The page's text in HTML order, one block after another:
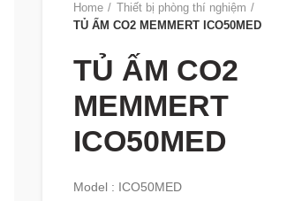
Home
Thiết bị phòng thí nghiệm
TỦ ẤM CO2 MEMMERT ICO50MED
TỦ ẤM CO2
MEMMERT
ICO50MED
Model : ICO50MED